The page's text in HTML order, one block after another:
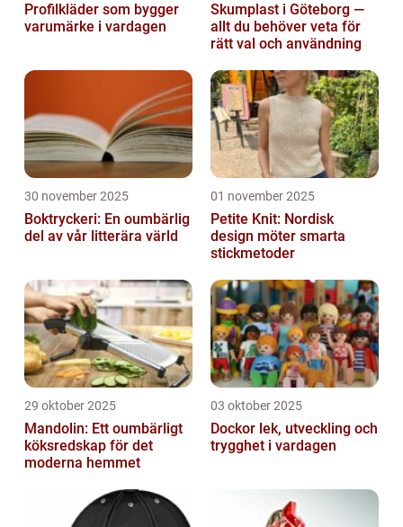
Profilkläder som bygger
varumärke i vardagen
Skumplast i Göteborg —
allt du behöver veta för
rätt val och användning
30 november 2025
Boktryckeri: En oumbärlig
del av vår litterära värld
01 november 2025
Petite Knit: Nordisk
design möter smarta
stickmetoder
29 oktober 2025
Mandolin: Ett oumbärligt
köksredskap för det
moderna hemmet
03 oktober 2025
Dockor lek, utveckling och
trygghet i vardagen